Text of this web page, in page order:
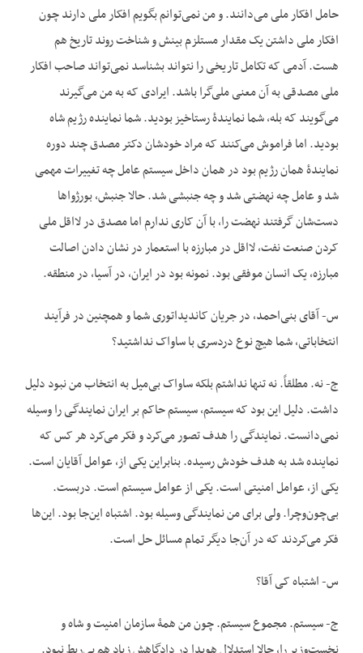
حامل افکار ملی می‌دانند. و من نمی‌توانم بگویم افکار ملی دارند چون
افکار ملی داشتن یک مقدار مستلزم بینش و شناخت روند تاریخ هم
هست. آدمی که تکامل تاریخی را نتواند بشناسد نمی‌تواند صاحب افکار
ملی مصدقی به آن معنی ملی‌گرا باشد. ایرادی که به من می‌گیرند
می‌گویند که بله، شما نمایندۀ رستاخیز بودید. شما نماینده رژیم شاه
بودید. اما فراموش می‌کنند که مراد خودشان دکتر مصدق چند دوره
نمایندۀ همان رژیم بود در همان داخل سیستم عامل چه تغییرات مهمی
شد و عامل چه نهضتی شد و چه جنبشی شد. حالا جنبش، بورژواها
دست‌شان گرفتند نهضت را، با آن کاری ندارم اما مصدق در لااقل ملی
کردن صنعت نفت، لااقل در مبارزه با استعمار در نشان دادن اصالت
مبارزه، یک انسان موفقی بود. نمونه بود در ایران، در آسیا، در منطقه.
س- آقای بنی‌احمد، در جریان کاندیداتوری شما و همچنین در فرآیند
انتخاباتی، شما هیچ نوع دردسری با ساواک نداشتید؟
ج- نه. مطلقاً. نه تنها نداشتم بلکه ساواک بی‌میل به انتخاب من نبود دلیل
داشت. دلیل این بود که سیستم، سیستم حاکم بر ایران نمایندگی را وسیله
نمی‌دانست. نمایندگی را هدف تصور می‌کرد و فکر می‌کرد هر کس که
نماینده شد به هدف خودش رسیده. بنابراین یکی از، عوامل آقایان است.
یکی از، عوامل امنیتی است. یکی از عوامل سیستم است. دربست.
بی‌چون‌وچرا. ولی برای من نمایندگی وسیله بود. اشتباه این‌جا بود. این‌ها
فکر می‌کردند که در آن‌جا دیگر تمام مسائل حل است.
س- اشتباه کی آقا؟
ج- سیستم. مجموع سیستم. چون من همۀ سازمان امنیت و شاه و